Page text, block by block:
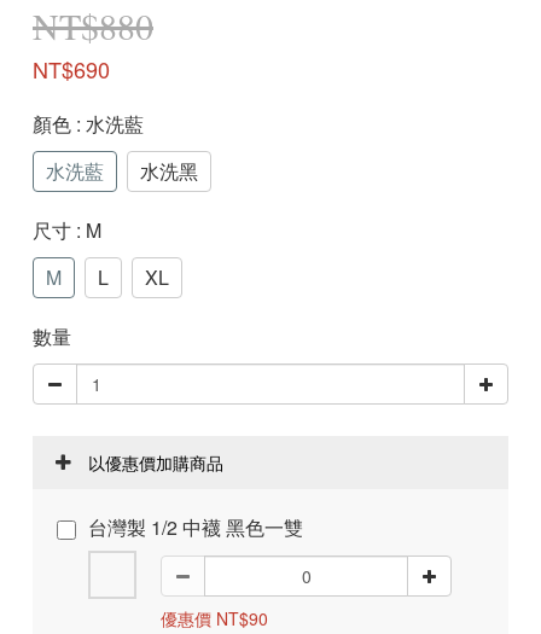
NT$880
NT$690
顏色 : 水洗藍
水洗藍
水洗黑
尺寸 : M
M
L XL
數量
以優惠價加購商品
台灣製 1/2 中襪 黑色一雙
優惠價 NT$90